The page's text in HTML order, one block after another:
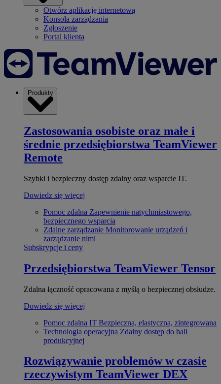
Otwórz aplikację internetową
Konsola zarządzania
Zgłoszenie
Portal klienta
Produkty
Zastosowania osobiste oraz małe i
średnie przedsiębiorstwa TeamViewer
Remote
Szybki i bezpieczny dostęp zdalny oraz wsparcie IT.
Dowiedz się więcej
Pomoc zdalna Zapewnienie natychmiastowego,
bezpiecznego wsparcia
Zdalne zarządzanie Monitorowanie urządzeń i
zarządzanie nimi
Subskrypcje i ceny
Przedsiębiorstwa TeamViewer Tensor
Zdalna łączność opracowana z myślą o bezpiecznej obsłudze.
Dowiedz się więcej
Pomoc zdalna IT Bezpieczna, elastyczna, zintegrowana
Technologia operacyjna Zdalny dostęp do hali
produkcyjnej
Rozwiązywanie problemów w czasie
rzeczywistym TeamViewer DEX